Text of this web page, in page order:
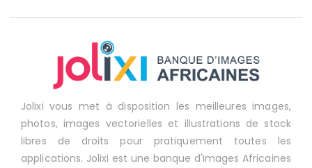
Jolixi vous met à disposition les meilleures images,
photos, images vectorielles et illustrations de stock
libres de droits pour pratiquement toutes les
applications. Jolixi est une banque d'Images Africaines